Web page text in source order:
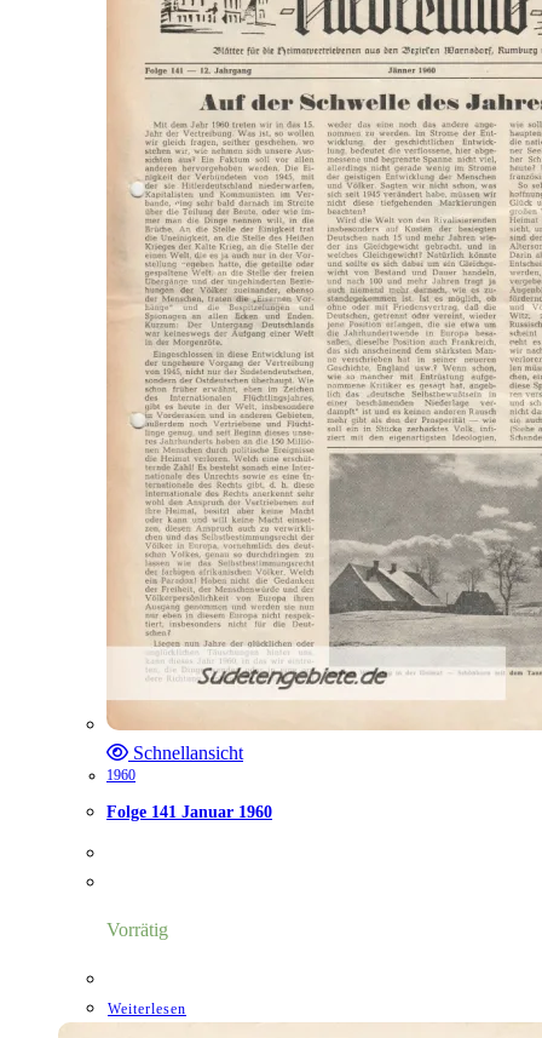
Schnellansicht
1960
Folge 141 Januar 1960
Vorrätig
Weiterlesen